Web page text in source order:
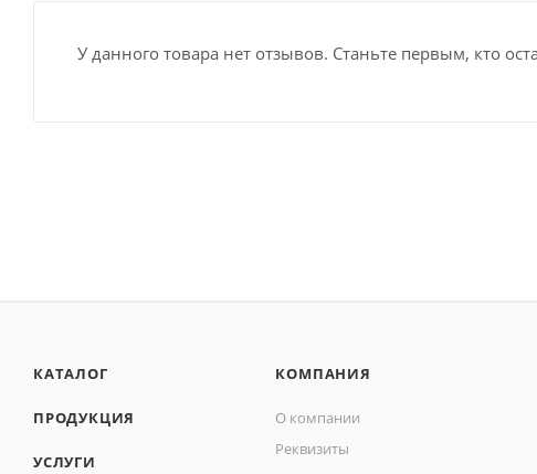
У данного товара нет отзывов. Станьте первым, кто
КАТАЛОГ
ПРОДУКЦИЯ
УСЛУГИ
КОМПАНИЯ
О компании
Реквизиты